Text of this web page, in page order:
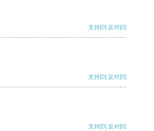
支持[0] 反对[0]
支持[0] 反对[0]
支持[0] 反对[0]